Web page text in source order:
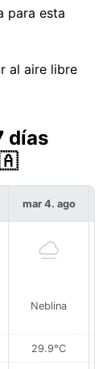
para esta
al aire libre
días
mar 4. ago
Neblina
29.9°C